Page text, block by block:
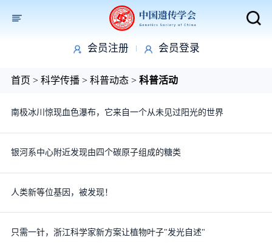
会员注册 会员登录
首页 > 科学传播> 科普动态> 科普活动
南极冰川惊现血色瀑布，它来自一个从未见过阳光的世界
银河系中心附近发现由四个碳原子组成的糖类
人类新等位基因，被发现！
只需一针，浙江科学家新方案让植物叶子"发光自述"